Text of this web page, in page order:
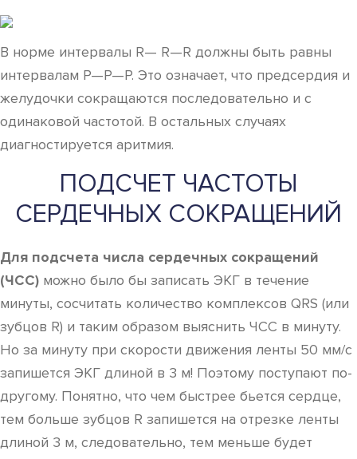
В норме интервалы R— R—R должны быть равны
интервалам Р—Р—Р. Это означает, что предсердия и
желудочки сокращаются последовательно и с
одинаковой частотой. В остальных случаях
диагностируется аритмия.
ПОДСЧЕТ ЧАСТОТЫ
СЕРДЕЧНЫХ СОКРАЩЕНИЙ
Для подсчета числа сердечных сокращений
(ЧСС) можно было бы записать ЭКГ в течение
минуты, сосчитать количество комплексов QRS (или
зубцов R) и таким образом выяснить ЧСС в минуту.
Но за минуту при скорости движения ленты 50 мм/с
запишется ЭКГ длиной в 3 м! Поэтому поступают по-
другому. Понятно, что чем быстрее бьется сердце,
тем больше зубцов R запишется на отрезке ленты
длиной 3 м, следовательно, тем меньше будет